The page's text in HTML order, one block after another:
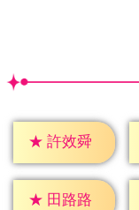
★ 許效舜
★ 田路路